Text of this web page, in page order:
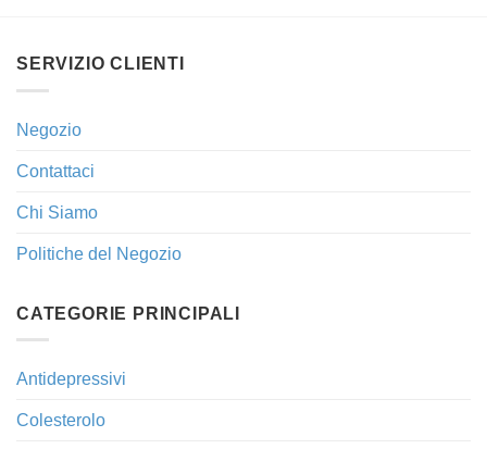
SERVIZIO CLIENTI
Negozio
Contattaci
Chi Siamo
Politiche del Negozio
CATEGORIE PRINCIPALI
Antidepressivi
Colesterolo